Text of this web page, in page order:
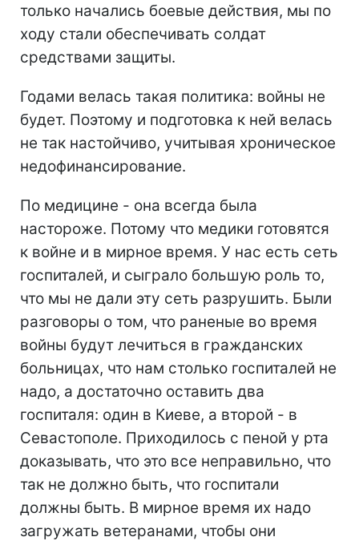
только начались боевые действия, мы по
ходу стали обеспечивать солдат
средствами защиты.
Годами велась такая политика: войны не
будет. Поэтому и подготовка к ней велась
не так настойчиво, учитывая хроническое
недофинансирование.
По медицине - она всегда была
настороже. Потому что медики готовятся
к войне и в мирное время. У нас есть сеть
госпиталей, и сыграло большую роль то,
что мы не дали эту сеть разрушить. Были
разговоры о том, что раненые во время
войны будут лечиться в гражданских
больницах, что нам столько госпиталей не
надо, а достаточно оставить два
госпиталя: один в Киеве, а второй - в
Севастополе. Приходилось с пеной у рта
доказывать, что это все неправильно, что
так не должно быть, что госпитали
должны быть. В мирное время их надо
загружать ветеранами, чтобы они